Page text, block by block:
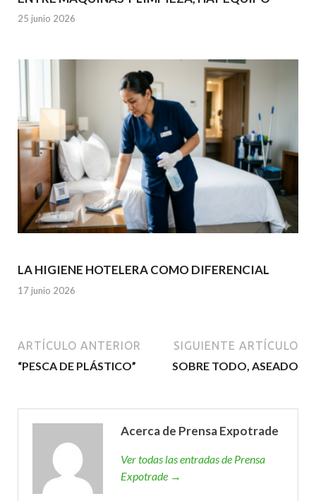
25 junio 2026
LA HIGIENE HOTELERA COMO DIFERENCIAL
17 junio 2026
ARTÍCULO ANTERIOR
“PESCA DE PLÁSTICO”
SIGUIENTE ARTÍCULO
SOBRE TODO, ASEADO
Acerca de Prensa Expotrade
Ver todas las entradas de Prensa
Expotrade →